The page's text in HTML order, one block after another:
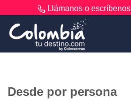
Llámanos o escríbenos
Desde por persona